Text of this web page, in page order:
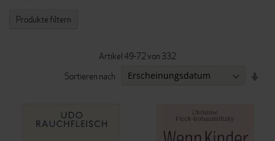
Artikel 49-72von 332
Sortieren nach
Produkte filtern